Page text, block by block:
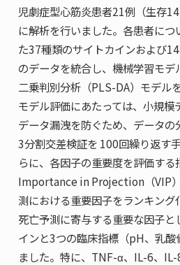
児劇症型心筋炎患者21例（生存
に解析を行いました。各患者に
た37種類のサイトカインおよび
のデータを統合し、機械学習モ
二乗判別分析（PLS-DA）モデル
モデル評価にあたっては、小規模
データ漏洩を防ぐため、データ
3分割交差検証を 100回繰り返す
らに、各因子の重要度を評価す
Importance in Projection（VIP
測における重要因子をランキング
死亡予測に寄与する重要な因子
インと3つの臨床指標（pH、乳
ました。特に、TNF-α、IL-6、